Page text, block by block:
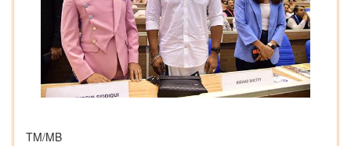
TM/MB